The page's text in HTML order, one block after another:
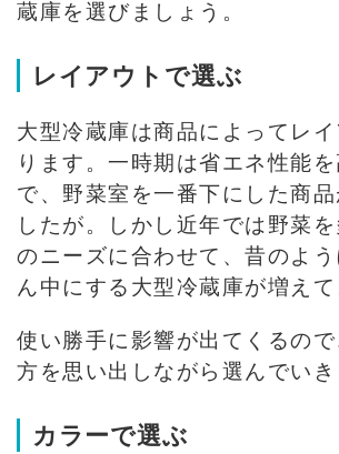
蔵庫を選びましょう。
レイアウトで選ぶ
大型冷蔵庫は商品によってレ
ります。一時期は省エネ性能
で、野菜室を一番下にした商
したが。しかし近年では野菜
のニーズに合わせて、昔のよ
ん中にする大型冷蔵庫が増えて
使い勝手に影響が出てくるの
方を思い出しながら選んでいき
カラーで選ぶ